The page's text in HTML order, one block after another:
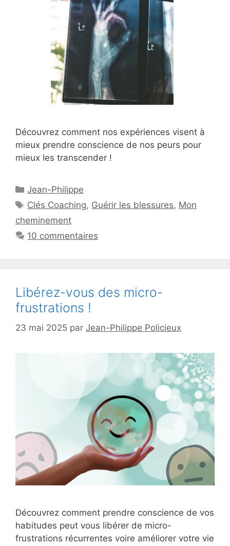
Découvrez comment nos expériences visent à
mieux prendre conscience de nos peurs pour
mieux les transcender !
Catégories
Jean-Philippe
Étiquettes
Clés Coaching, Guérir les blessures, Mon
cheminement
10 commentaires
Libérez-vous des micro-
frustrations !
23 mai 2025 par Jean-Philippe Policieux
Découvrez comment prendre conscience de vos
habitudes peut vous libérer de micro-
frustrations récurrentes voire améliorer votre vie